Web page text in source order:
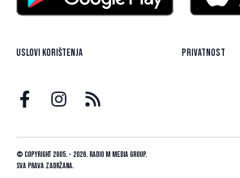
Uslovi korištenja Privatnost
© Copyright 2005. - 2026. Radio M Media Group.
Sva prava zadržana.